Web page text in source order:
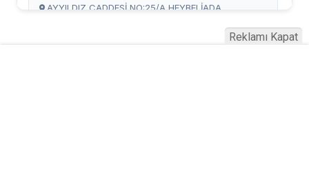
Reklamı Kapat